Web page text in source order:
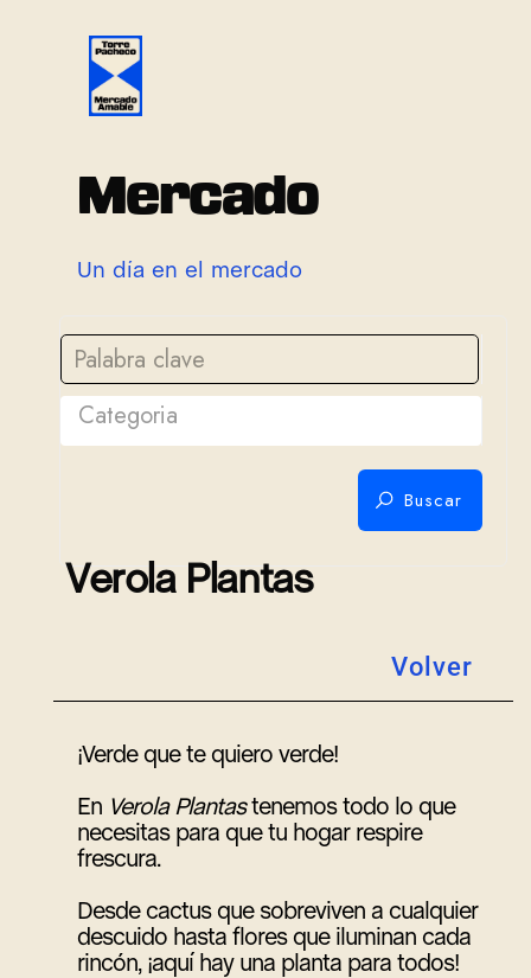
Mercado
Un d ía en e mercado
Categoria
Buscar
Verola Plantas
Volver
¡Verde que te quiero verde!
En Verola Plantastenemos todo lo que
necesitas para que tu hogar respire
frescura.
Desde cactus que sobreviven a cualquier
descuido hasta flores que iluminan cada
rincón, ¡aquí hay una planta para todos!